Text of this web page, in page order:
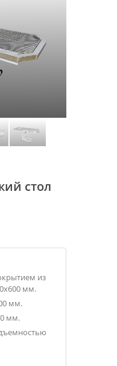
стол
из
мм.
мм.
мм.